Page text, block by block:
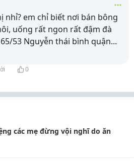
nhỉ? em chỉ biết nơi bán bông
uống rất ngon rất đậm đà
53 Nguyễn thái bình quận...
0
các mẹ đừng vội nghĩ do ăn